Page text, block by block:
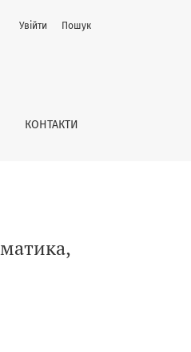
КОНТАКТИ
Увійти Пошук